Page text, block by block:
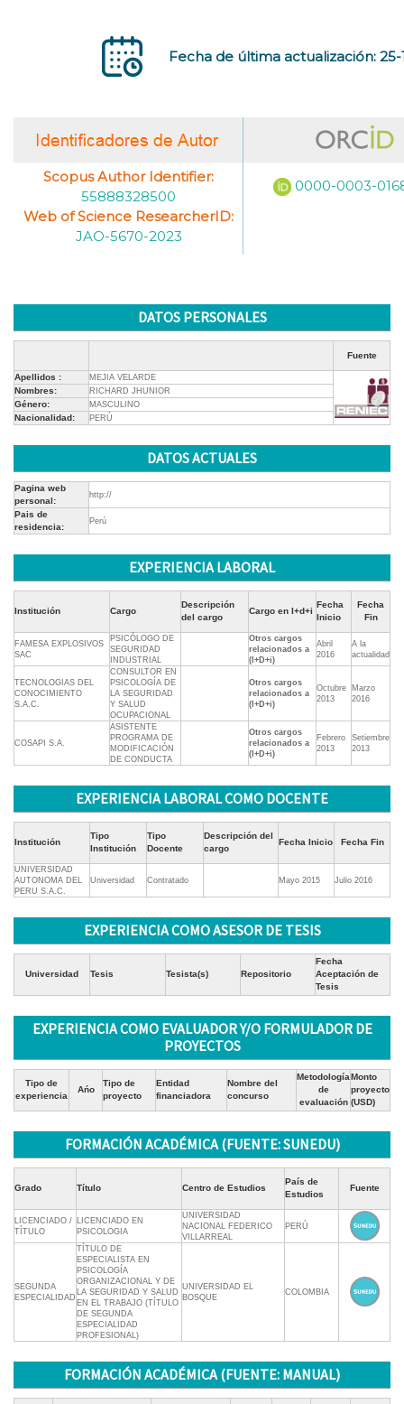
Fecha de última actualización: 25-
Scopus Author Identifier:
55888328500
Web of Science ResearcherID:
JAO-5670-2023
0000-0003-
DATOS PERSONALES
Fuente
Apellidos : MEJIA VELARDE
Nombres: RICHARD JHUNIOR
Género: MASCULINO
Nacionalidad: PERÚ
DATOS ACTUALES
Pagina web
personal:
http://
Pais de
residencia:
Perú
EXPERIENCIA LABORAL
Institución Cargo
Descripción
del cargo
Cargo en I+d+i
Fecha
Inicio
Fecha
Fin
FAMESA EXPLOSIVOS
SAC
PSICÓLOGO DE
SEGURIDAD
INDUSTRIAL
Otros cargos
relacionados a
(I+D+i)
Abril
2016
A la
actualidad
TECNOLOGIAS DEL
CONOCIMIENTO
S.A.C.
CONSULTOR EN
PSICOLOGÍA DE
LA SEGURIDAD
Y SALUD
OCUPACIONAL
Otros cargos
relacionados a
(I+D+i)
Octubre
2013
Marzo
2016
COSAPI S.A.
ASISTENTE
PROGRAMA DE
MODIFICACIÓN
DE CONDUCTA
Otros cargos
relacionados a
(I+D+i)
Febrero
2013
Setiembre
2013
EXPERIENCIA LABORAL COMO DOCENTE
Institución
Tipo
Institución
Tipo
Docente
Descripción del
cargo
Fecha Inicio Fecha Fin
UNIVERSIDAD
AUTONOMA DEL
PERU S.A.C.
Universidad Contratado Mayo 2015 Julio 2016
EXPERIENCIA COMO ASESOR DE TESIS
Universidad Tesis Tesista(s) Repositorio
Fecha
Aceptación de
Tesis
EXPERIENCIA COMO EVALUADOR Y/O FORMULADOR DE
PROYECTOS
Tipo de
experiencia
Ańo
Tipo de
proyecto
Entidad
financiadora
Nombre del
concurso
Metodología
de
evaluación
Monto
proyecto
(USD)
FORMACIÓN ACADÉMICA (FUENTE: SUNEDU)
Grado Título Centro de Estudios
País de
Estudios
Fuente
LICENCIADO /
TÍTULO
LICENCIADO EN
PSICOLOGIA
UNIVERSIDAD
NACIONAL FEDERICO
VILLARREAL
PERÚ
SEGUNDA
ESPECIALIDAD
TÍTULO DE
ESPECIALISTA EN
PSICOLOGÍA
ORGANIZACIONAL Y DE
LA SEGURIDAD Y SALUD
EN EL TRABAJO (TÍTULO
DE SEGUNDA
ESPECIALIDAD
PROFESIONAL)
UNIVERSIDAD EL
BOSQUE
COLOMBIA
FORMACIÓN ACADÉMICA (FUENTE: MANUAL)